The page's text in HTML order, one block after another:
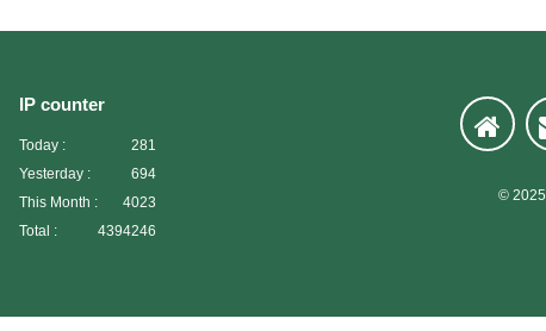
臥衛浴採用4件式乾濕分離，廚
可通風採光，主臥陽台採綠化
突顯其頂級尊榮氣勢立面造型
以歐式新古典主義之形式語彙
為立面設計主軸。綠建築設計
養生的需求 有必要的托兒、育
綠化量指標 2.日常節能指標 3.
室內環境指標 4.水資源指標 5.
IP counter
Today :
281
Yesterday :
694
This Month :
4023
Total :
4394246
© 2025